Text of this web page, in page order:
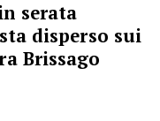
serata
disperso sui
Brissago